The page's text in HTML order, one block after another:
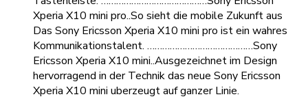
Xperia X10 mini pro..So sieht die mobile Zukunft aus
Das Sony Ericsson Xperia X10 mini pro ist ein wahres
Kommunikationstalent. ……………………………………Sony
Ericsson Xperia X10 mini..Ausgezeichnet im Design
hervorragend in der Technik das neue Sony Ericsson
Xperia X10 mini uberzeugt auf ganzer Linie.